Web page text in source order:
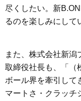
尽くしたい。新
るのを楽しみにして
また、株式会社新潟
取締役社長も、「（
ボール界を牽引して
マートさ・クラッチ